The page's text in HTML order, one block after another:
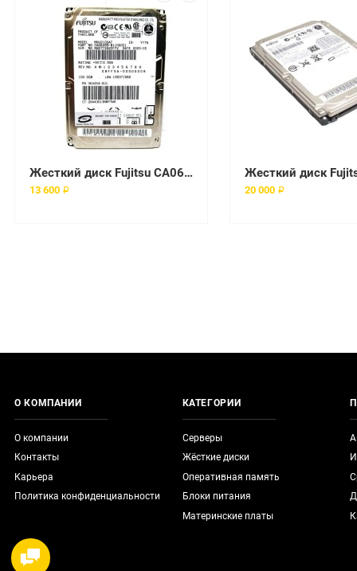
Жесткий диск Fujitsu CA06499-B11000C1 100Gb 4200 IDE 2,5" HDD
13 600 ₽ 20 000 ₽
О КОМПАНИИ
О компании
Контакты
Карьера
Политика конфиденциальности
КАТЕГОРИИ
Серверы
Жёсткие диски
Оперативная память
Блоки питания
Материнские платы